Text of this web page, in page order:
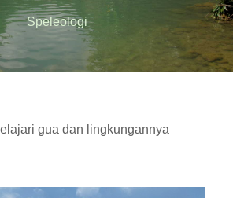
Speleologi
gua dan lingkungannya